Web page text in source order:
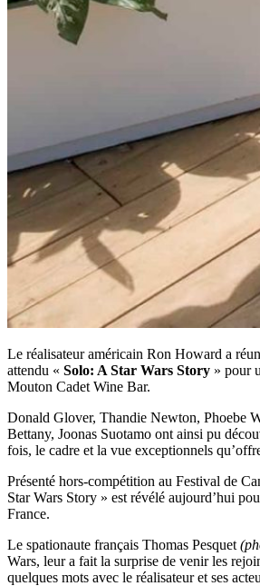
Le réalisateur américain Ron Howard a
attendu « Solo: A Star Wars Story » pour
Mouton Cadet Wine Bar.
Donald Glover, Thandie Newton, Phoebe
Bettany, Joonas Suotamo ont ainsi pu
fois, le cadre et la vue exceptionnels
Présenté hors-compétition au Festival de
Star Wars Story » est révélé aujourd’hui
France.
Le spationaute français Thomas Pesquet
Wars, leur a fait la surprise de venir les
quelques mots avec le réalisateur et ses